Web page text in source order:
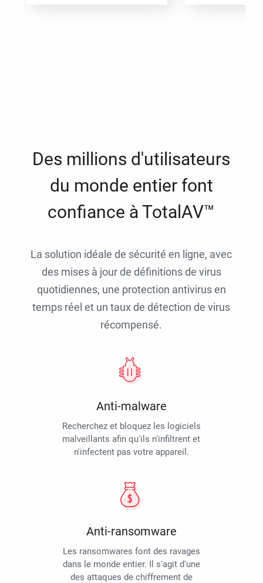
Des millions d'utilisateurs
du monde entier font
confiance à TotalAV™
La solution idéale de sécurité en ligne, avec
des mises à jour de définitions de virus
quotidiennes, une protection antivirus en
temps réel et un taux de détection de virus
récompensé.
Anti-malware
Recherchez et bloquez les logiciels
malveillants afin qu'ils n'infiltrent et
n'infectent pas votre appareil.
Anti-ransomware
Les ransomwares font des ravages
dans le monde entier. Il s'agit d'une
des attaques de chiffrement de